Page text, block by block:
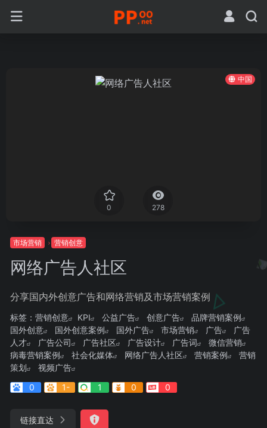
中国
0 278
市场营销 营销创意
网络广告人社区
分享国内外创意广告和网络营销及市场营销案例
标签： 营销创意 KPI 公益广告 创意广告
品牌营销案例
国外创意
国外创意案例 国外广告 市场营销 广告
广告
人才
广告公司 广告社区 广告设计 广告词
微信营销
病毒营销案例
社会化媒体 网络广告人社区 营销案例
营销
策划
视频广告
0
1- 1 0 0
链接直达